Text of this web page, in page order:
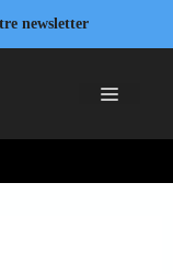
newsletter
Menu